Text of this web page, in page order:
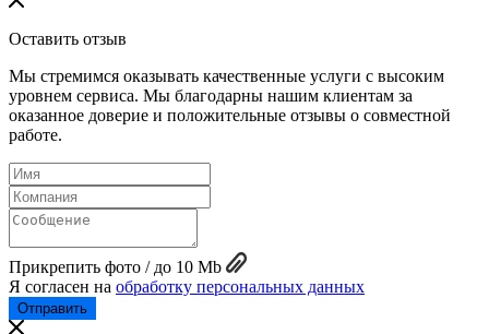
Оставить отзыв
Мы стремимся оказывать качественные услуги с высоким
уровнем сервиса. Мы благодарны нашим клиентам за
оказанное доверие и положительные отзывы о совместной
работе.
Прикрепить фото / до 10 Mb
Я согласен на обработку персональных данных